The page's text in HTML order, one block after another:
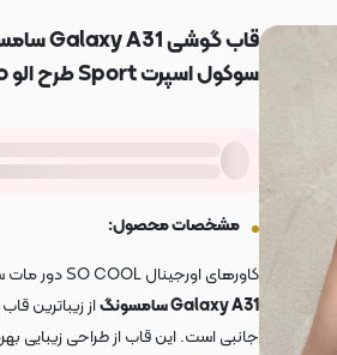
سوکول اسپرت Sport طرح الو alo کد 153197
مشخصات محصول:
کاورهای اورجینال SO COOL دور مات سوکول اسپرت Sport مناسب برای
Galaxy A31 سامسونگ
از زیباترین
جانبی است. این قاب از طراحی زیبایی